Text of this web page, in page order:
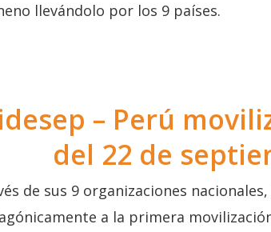
llevándolo por los 9 países.
– Perú
del 22 de
de sus 9 organizaciones
a la primera